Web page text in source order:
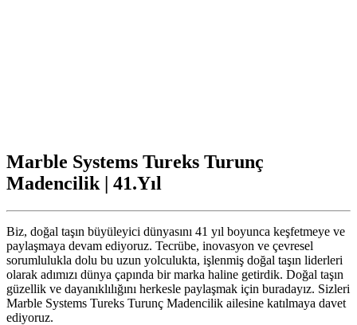
Marble Systems Tureks Turunç
Madencilik | 41.Yıl
Biz, doğal taşın büyüleyici dünyasını 41 yıl boyunca keşfetmeye ve
paylaşmaya devam ediyoruz. Tecrübe, inovasyon ve çevresel
sorumlulukla dolu bu uzun yolculukta, işlenmiş doğal taşın liderleri
olarak adımızı dünya çapında bir marka haline getirdik. Doğal taşın
güzellik ve dayanıklılığını herkesle paylaşmak için buradayız. Sizleri
Marble Systems Tureks Turunç Madencilik ailesine katılmaya davet
ediyoruz.